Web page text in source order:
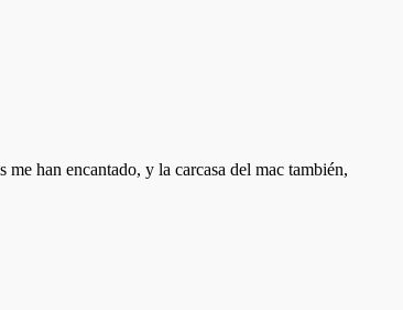
han encantado, y la carcasa del mac también,